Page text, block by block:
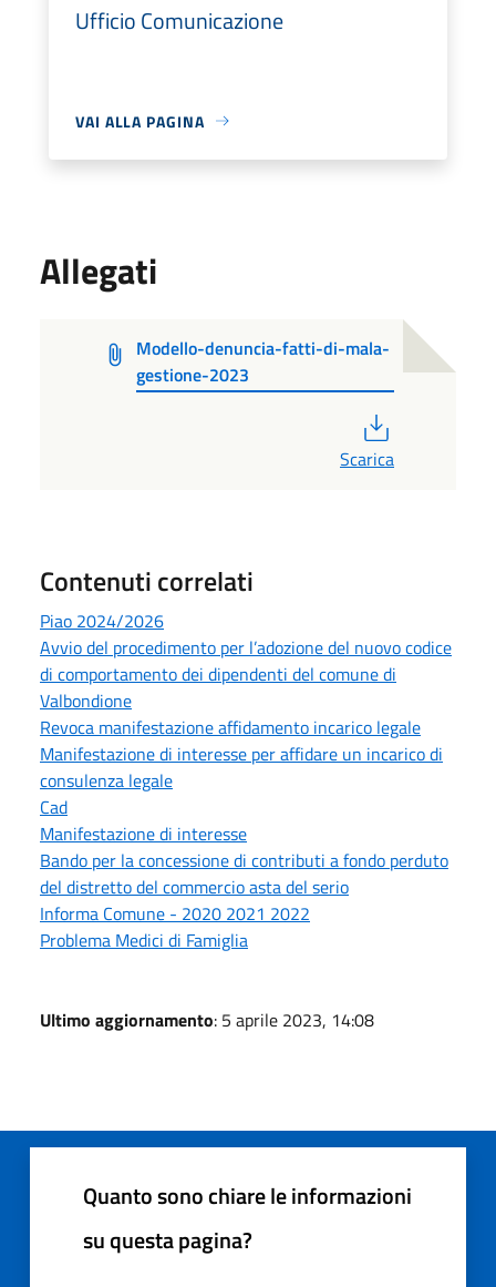
Ufficio Comunicazione
VAI ALLA PAGINA
Allegati
Modello-denuncia-fatti-di-mala-
gestione-2023
Scarica
Contenuti correlati
Piao 2024/2026
Avvio del procedimento per l’adozione del nuovo codice
di comportamento dei dipendenti del comune di
Valbondione
Revoca manifestazione affidamento incarico legale
Manifestazione di interesse per affidare un incarico di
consulenza legale
Cad
Manifestazione di interesse
Bando per la concessione di contributi a fondo perduto
del distretto del commercio asta del serio
Informa Comune - 2020 2021 2022
Problema Medici di Famiglia
Ultimo aggiornamento: 5 aprile 2023, 14:08
Quanto sono chiare le informazioni
su questa pagina?